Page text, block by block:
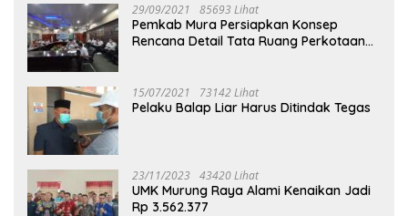
29/09/2021 85693 Lihat
Pemkab Mura Persiapkan Konsep
Rencana Detail Tata Ruang Perkotaan
15/07/2021 73142 Lihat
Pelaku Balap Liar Harus Ditindak Tegas
23/11/2023 43420 Lihat
UMK Murung Raya Alami Kenaikan Jadi
Rp 3.562.377